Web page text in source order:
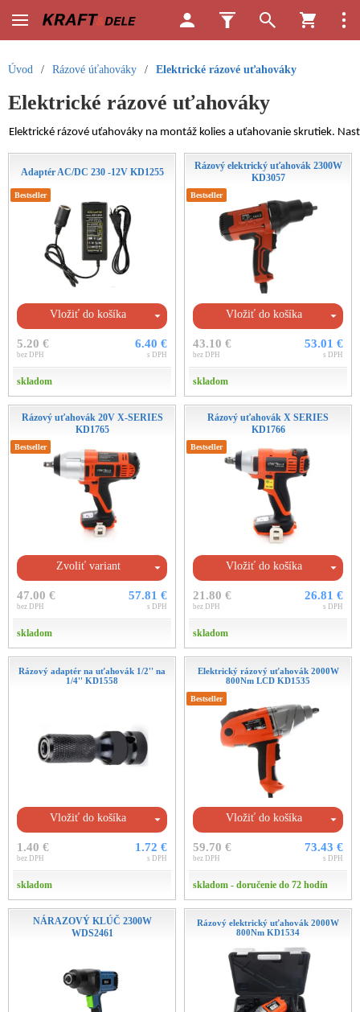
Úvod / Rázové úťahováky / Elektrické rázové uťahováky
Elektrické rázové uťahováky
Elektrické rázové uťahováky na montáž kolies a uťahovanie skrutiek.
Adaptér AC/DC 230 -12V KD1255
Bestseller
Vložiť do košíka
5.20 €
bez DPH
6.40 €
s DPH
skladom
Rázový elektrický uťahovák 2300W
KD3057
Bestseller
Vložiť do košíka
43.10 €
bez DPH
53.01 €
s DPH
skladom
Rázový uťahovák 20V X-SERIES
KD1765
Bestseller
Zvoliť variant
47.00 €
bez DPH
57.81 €
s DPH
skladom
Rázový uťahovák X SERIES
KD1766
Bestseller
Vložiť do košíka
21.80 €
bez DPH
26.81 €
s DPH
skladom
Rázový adaptér na uťahovák 1/2'' na
1/4'' KD1558
Vložiť do košíka
1.40 €
bez DPH
1.72 €
s DPH
skladom
Elektrický rázový uťahovák 2000W
800Nm LCD KD1535
Bestseller
Vložiť do košíka
59.70 €
bez DPH
73.43 €
s DPH
skladom - doručenie do 72 hodín
NÁRAZOVÝ KLÚČ 2300W
WDS2461
Rázový elektrický uťahovák 2000W
800Nm KD1534